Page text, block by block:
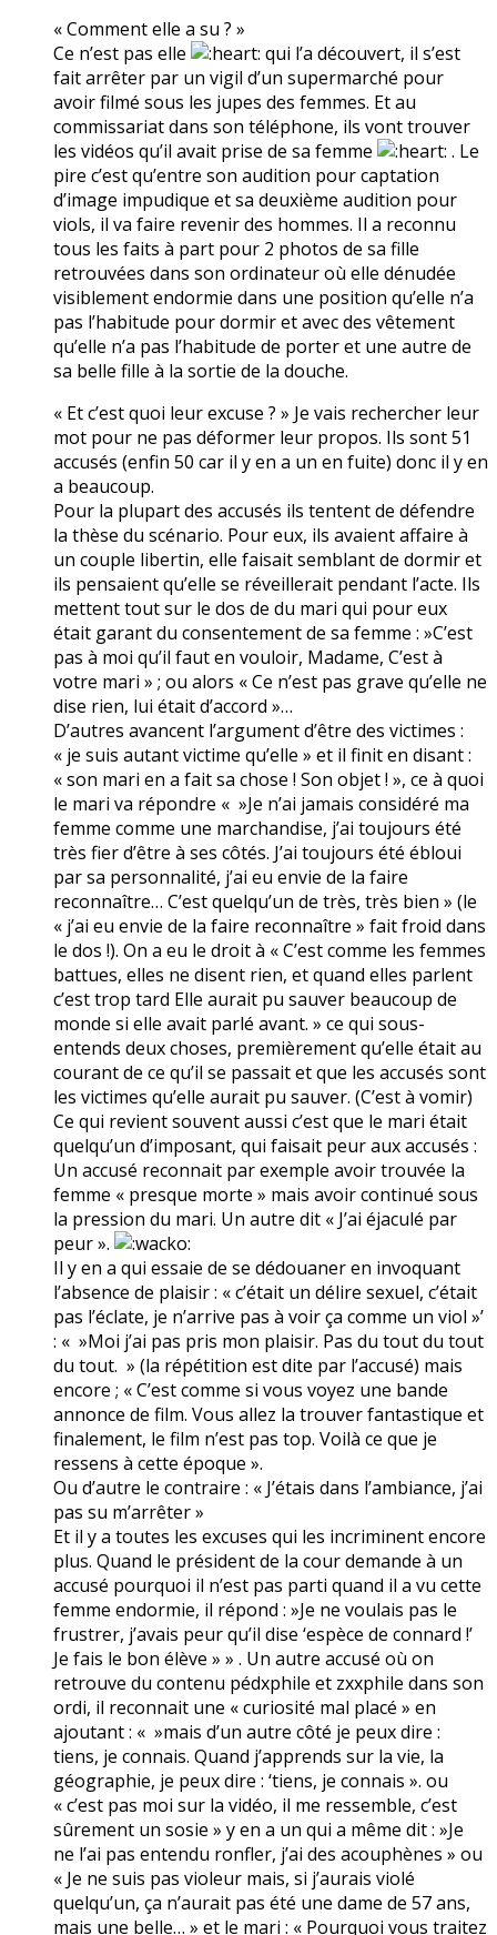
« Comment elle a su ? »
Ce n’est pas elle
qui l’a découvert, il s’est
fait arrêter par un vigil d’un supermarché pour
avoir filmé sous les jupes des femmes. Et au
commissariat dans son téléphone, ils vont trouver
les vidéos qu’il avait prise de sa femme
. Le
pire c’est qu’entre son audition pour captation
d’image impudique et sa deuxième audition pour
viols, il va faire revenir des hommes. Il a reconnu
tous les faits à part pour 2 photos de sa fille
retrouvées dans son ordinateur où elle dénudée
visiblement endormie dans une position qu’elle n’a
pas l’habitude pour dormir et avec des vêtement
qu’elle n’a pas l’habitude de porter et une autre de
sa belle fille à la sortie de la douche.
« Et c’est quoi leur excuse ? » Je vais rechercher leur
mot pour ne pas déformer leur propos. Ils sont 51
accusés (enfin 50 car il y en a un en fuite) donc il y en
a beaucoup.
Pour la plupart des accusés ils tentent de défendre
la thèse du scénario. Pour eux, ils avaient affaire à
un couple libertin, elle faisait semblant de dormir et
ils pensaient qu’elle se réveillerait pendant l’acte. Ils
mettent tout sur le dos de du mari qui pour eux
était garant du consentement de sa femme : »C’est
pas à moi qu’il faut en vouloir, Madame, C’est à
votre mari » ; ou alors « Ce n’est pas grave qu’elle ne
dise rien, lui était d’accord »…
D’autres avancent l’argument d’être des victimes :
« je suis autant victime qu’elle » et il finit en disant :
« son mari en a fait sa chose ! Son objet ! », ce à quoi
le mari va répondre « »Je n’ai jamais considéré ma
femme comme une marchandise, j’ai toujours été
très fier d’être à ses côtés. J’ai toujours été ébloui
par sa personnalité, j’ai eu envie de la faire
reconnaître… C’est quelqu’un de très, très bien » (le
« j’ai eu envie de la faire reconnaître » fait froid dans
le dos !). On a eu le droit à « C’est comme les femmes
battues, elles ne disent rien, et quand elles parlent
c’est trop tard Elle aurait pu sauver beaucoup de
monde si elle avait parlé avant. » ce qui sous-
entends deux choses, premièrement qu’elle était au
courant de ce qu’il se passait et que les accusés sont
les victimes qu’elle aurait pu sauver. (C’est à vomir)
Ce qui revient souvent aussi c’est que le mari était
quelqu’un d’imposant, qui faisait peur aux accusés :
Un accusé reconnait par exemple avoir trouvée la
femme « presque morte » mais avoir continué sous
la pression du mari. Un autre dit « J’ai éjaculé par
peur ».
Il y en a qui essaie de se dédouaner en invoquant
l’absence de plaisir : « c’était un délire sexuel, c’était
pas l’éclate, je n’arrive pas à voir ça comme un viol »’
: « »Moi j’ai pas pris mon plaisir. Pas du tout du tout
du tout. » (la répétition est dite par l’accusé) mais
encore ; « C’est comme si vous voyez une bande
annonce de film. Vous allez la trouver fantastique et
finalement, le film n’est pas top. Voilà ce que je
ressens à cette époque ».
Ou d’autre le contraire : « J’étais dans l’ambiance, j’ai
pas su m’arrêter »
Et il y a toutes les excuses qui les incriminent encore
plus. Quand le président de la cour demande à un
accusé pourquoi il n’est pas parti quand il a vu cette
femme endormie, il répond : »Je ne voulais pas le
frustrer, j’avais peur qu’il dise ‘espèce de connard !’
Je fais le bon élève » » . Un autre accusé où on
retrouve du contenu pédxphile et zxxphile dans son
ordi, il reconnait une « curiosité mal placé » en
ajoutant : « »mais d’un autre côté je peux dire :
tiens, je connais. Quand j’apprends sur la vie, la
géographie, je peux dire : ‘tiens, je connais ». ou
« c’est pas moi sur la vidéo, il me ressemble, c’est
sûrement un sosie » y en a un qui a même dit : »Je
ne l’ai pas entendu ronfler, j’ai des acouphènes » ou
« Je ne suis pas violeur mais, si j’aurais violé
quelqu’un, ça n’aurait pas été une dame de 57 ans,
mais une belle… » et le mari : « Pourquoi vous traitez